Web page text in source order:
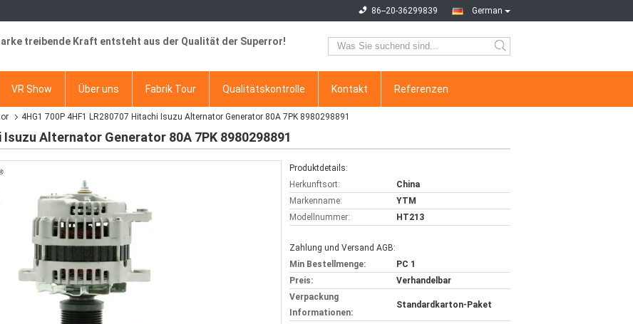
German
86--20-36299839
treibende Kraft entsteht aus der Qualität der Superror!
VR Show Über uns Fabrik Tour Qualitätskontrolle Kontakt Referenzen
4HG1 700P 4HF1 LR280707 Hitachi Isuzu Alternator Generator 80A 7PK 8980298891
Isuzu Alternator Generator 80A 7PK 8980298891
Produktdetails:
Herkunftsort:
China
Markenname:
YTM
Modellnummer:
HT213
Zahlung und Versand AGB:
Min Bestellmenge:
PC 1
Preis:
Verhandelbar
Verpackung
Informationen:
Standardkarton-Paket